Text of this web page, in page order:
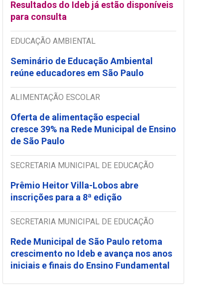
Resultados do Ideb já estão disponíveis
para consulta
EDUCAÇÃO AMBIENTAL
Seminário de Educação Ambiental
reúne educadores em São Paulo
ALIMENTAÇÃO ESCOLAR
Oferta de alimentação especial
cresce 39% na Rede Municipal de Ensino
de São Paulo
SECRETARIA MUNICIPAL DE EDUCAÇÃO
Prêmio Heitor Villa-Lobos abre
inscrições para a 8ª edição
SECRETARIA MUNICIPAL DE EDUCAÇÃO
Rede Municipal de São Paulo retoma
crescimento no Ideb e avança nos anos
iniciais e finais do Ensino Fundamental